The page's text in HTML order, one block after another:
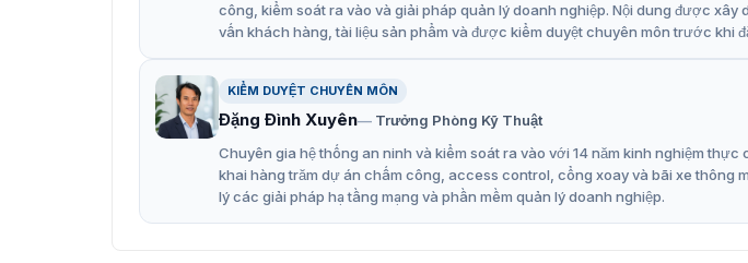
công, kiểm soát ra vào và giải pháp quản lý doanh nghiệp. Nội dung được xây
vấn khách hàng, tài liệu sản phẩm và được kiểm duyệt chuyên môn trước khi
KIỂM DUYỆT CHUYÊN MÔN
Đặng Đình Xuyên
Trưởng Phòng Kỹ Thuật
Chuyên gia hệ thống an ninh và kiểm soát ra vào với 14 năm kinh nghiệm thực
khai hàng trăm dự án chấm công, access control, cổng xoay và bãi xe thông
lý các giải pháp hạ tầng mạng và phần mềm quản lý doanh nghiệp.